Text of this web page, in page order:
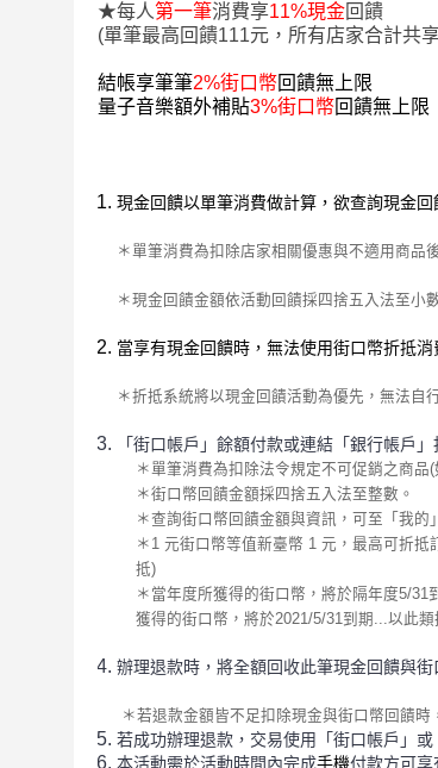
★每人第一筆消費享11%現金回饋
(單筆最高回饋111元，所有店家合計共
結帳享筆筆2%街口幣回饋無上限
量子音樂額外補貼3%街口幣回饋無上限
現金回饋以單筆消費做計算，欲查詢現金
＊單筆消費為扣除店家相關優惠與不適用商品
＊現金回饋金額依活動回饋採四捨五入法至小
當享有現金回饋時，無法使用街口幣折抵消
＊折抵系統將以現金回饋活動為優先，無法自
「街口帳戶」餘額付款或連結「銀行帳戶
＊單筆消費為扣除法令規定不可促銷之商
＊街口幣回饋金額採四捨五入法至整數。
＊查詢街口幣回饋金額與資訊，可至「我的
＊1 元街口幣等值新臺幣 1 元，最高可折
抵)
＊當年度所獲得的街口幣，將於隔年度5/
獲得的街口幣，將於2021/5/31到期...以此類
辦理退款時，將全額回收此筆現金回饋與
＊若退款金額皆不足扣除現金與街口幣回饋時
若成功辦理退款，交易使用「街口帳戶」
本活動需於活動時間內完成手機付款方可享